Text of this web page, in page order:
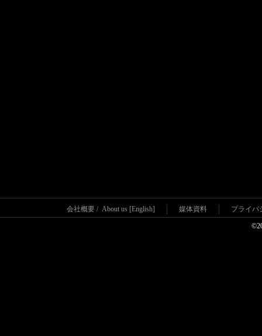
会社概要 / About us [English] 媒体資料 プライバ